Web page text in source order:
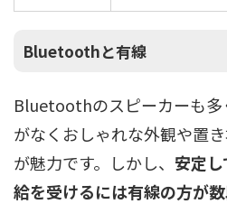
Bluetoothと有線
Bluetoothのスピーカーも多
がなくおしゃれな外観や置
が魅力です。しかし、 安定
給を受けるには有線の方が